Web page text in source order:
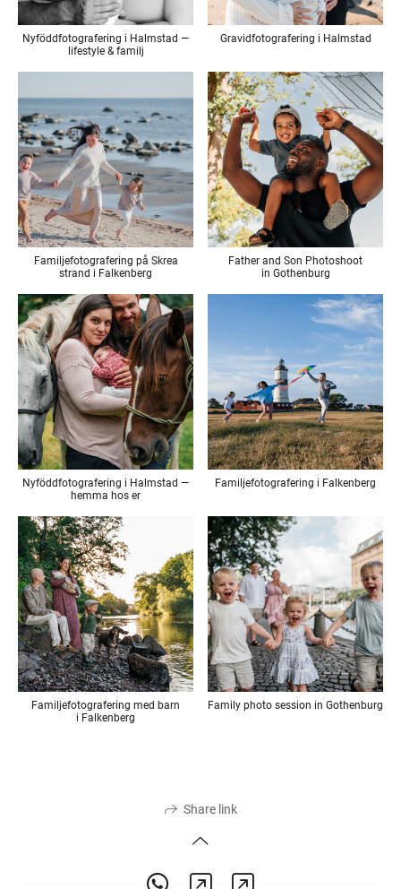
Nyföddfotografering i Halmstad —
lifestyle & familj
Gravidfotografering i Halmstad
Familjefotografering på Skrea
strand i Falkenberg
Father and Son Photoshoot
in Gothenburg
Nyföddfotografering i Halmstad —
hemma hos er
Familjefotografering i Falkenberg
Familjefotografering med barn
i Falkenberg
Family photo session in Gothenburg
Share link